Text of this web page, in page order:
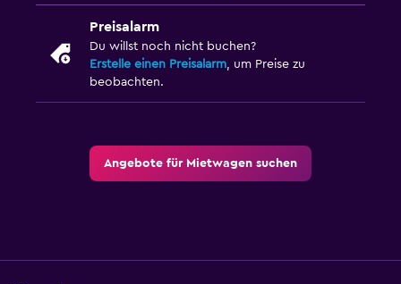
Preisalarm
Du willst noch nicht buchen?
Erstelle einen Preisalarm, um Preise zu
beobachten.
Angebote für Mietwagen suchen